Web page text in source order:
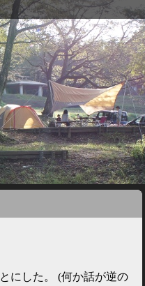
にした。 (何か話が逆の